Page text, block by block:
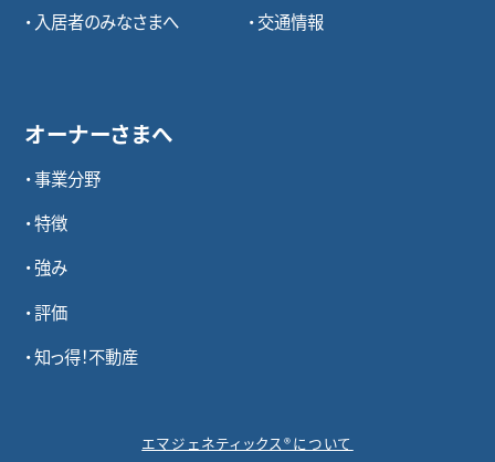
入居者のみなさまへ
オーナーさまへ
事業分野
特徴
強み
評価
知っ得！不動産
交通情報
エマジェネティックス®について